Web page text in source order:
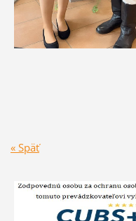
« Späť